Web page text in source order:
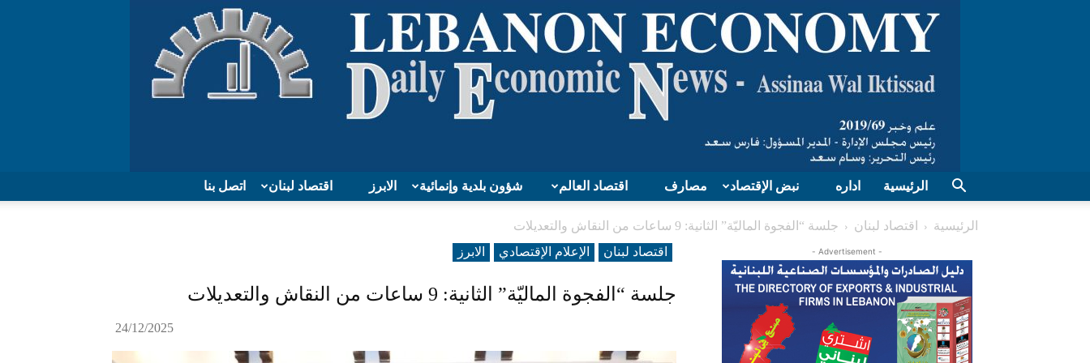
Lebanon
اتصل بنا اقتصاد لبنان الابرز شؤون بلدية وإنمائية اقتصاد العالم مصارف نبض الإقتصاد اداره الرئيسية
الرئيسية اقتصاد لبنان
جلسة “الفجوة الماليّة” الثانية: 9 ساعات من النقاش والتعديلات
اقتصاد لبنان
الإعلام الإقتصادي الابرز
جلسة “الفجوة الماليّة” الثانية: 9 ساعات من النقاش والتعديلات
24/12/2025
- Advertisement -